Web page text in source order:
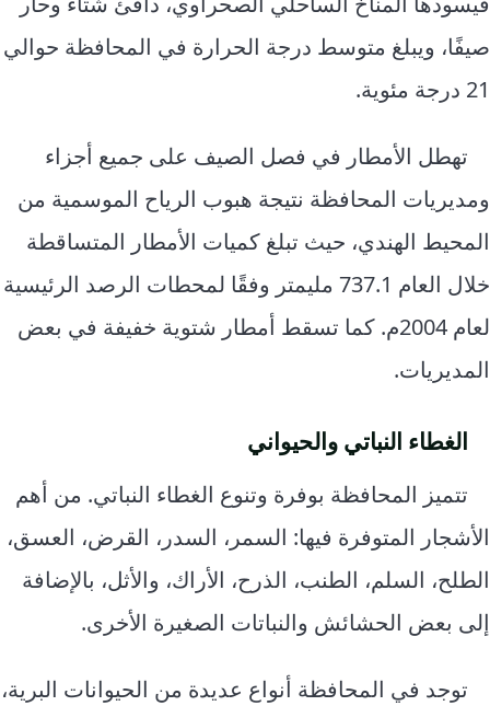
صيفًا، ويبلغ متوسط درجة الحرارة في المحافظة حوالي
21 درجة مئوية.
تهطل الأمطار في فصل الصيف على جميع أجزاء
ومديريات المحافظة نتيجة هبوب الرياح الموسمية من
المحيط الهندي، حيث تبلغ كميات الأمطار المتساقطة
خلال العام 737.1 مليمتر وفقًا لمحطات الرصد الرئيسية
لعام 2004م. كما تسقط أمطار شتوية خفيفة في بعض
المديريات.
الغطاء النباتي والحيواني
تتميز المحافظة بوفرة وتنوع الغطاء النباتي. من أهم
الأشجار المتوفرة فيها: السمر، السدر، القرض، العسق،
الطلح، السلم، الطنب، الذرح، الأراك، والأثل، بالإضافة
إلى بعض الحشائش والنباتات الصغيرة الأخرى.
توجد في المحافظة أنواع عديدة من الحيوانات البرية،